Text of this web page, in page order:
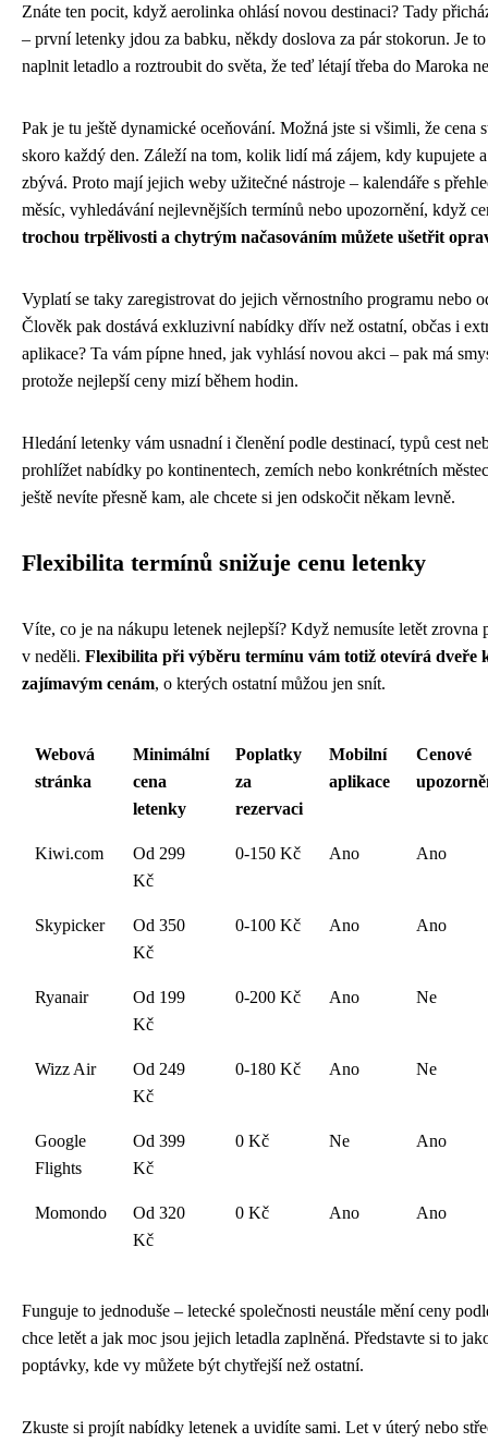
Znáte ten pocit, když aerolinka ohlásí novou destinaci? Tady
– první letenky jdou za babku, někdy doslova za pár stokorun. Je
naplnit letadlo a roztroubit do světa, že teď létají třeba do Maroka
Pak je tu ještě dynamické oceňování. Možná jste si všimli, že cena
skoro každý den. Záleží na tom, kolik lidí má zájem, kdy kupujete
zbývá. Proto mají jejich weby užitečné nástroje – kalendáře s
měsíc, vyhledávání nejlevnějších termínů nebo upozornění, když
trochou trpělivosti a chytrým načasováním můžete ušetřit
Vyplatí se taky zaregistrovat do jejich věrnostního programu nebo
Člověk pak dostává exkluzivní nabídky dřív než ostatní, občas i
aplikace? Ta vám pípne hned, jak vyhlásí novou akci – pak má
protože nejlepší ceny mizí během hodin.
Hledání letenky vám usnadní i členění podle destinací, typů cest
prohlížet nabídky po kontinentech, zemích nebo konkrétních
ještě nevíte přesně kam, ale chcete si jen odskočit někam levně.
Flexibilita termínů snižuje cenu letenky
Víte, co je na nákupu letenek nejlepší? Když nemusíte letět zrovna
v neděli. Flexibilita při výběru termínu vám totiž otevírá dveře
zajímavým cenám, o kterých ostatní můžou jen snít.
Webová
stránka
Minimální
cena
letenky
Poplatky
za
rezervaci
Mobilní
aplikace
Cenové
Kiwi.com
Od 299
Kč
0-150 Kč Ano Ano
Skypicker
Od 350
Kč
0-100 Kč Ano Ano
Ryanair
Od 199
Kč
0-200 Kč Ano Ne
Wizz Air
Od 249
Kč
0-180 Kč Ano Ne
Google
Flights
Od 399
Kč
0 Kč Ne Ano
Momondo
Od 320
Kč
0 Kč Ano Ano
Funguje to jednoduše – letecké společnosti neustále mění ceny
chce letět a jak moc jsou jejich letadla zaplněná. Představte si to
poptávky, kde vy můžete být chytřejší než ostatní.
Zkuste si projít nabídky letenek a uvidíte sami. Let v úterý nebo